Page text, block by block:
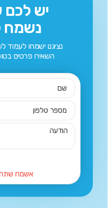
יש
נשמח
נציגנו ישמחו
השאירו פרטים
אשמח